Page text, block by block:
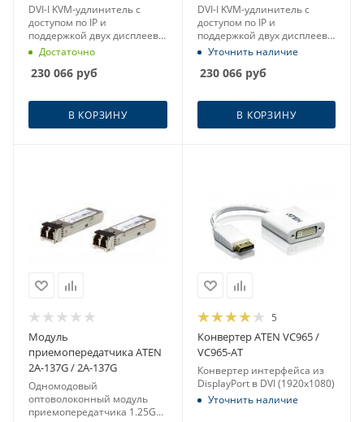
DVI-I KVM-удлинитель с
доступом по IP и
поддержкой двух дисплеев,
приемник (1920x1200)
Достаточно
230 066 руб
В КОРЗИНУ
DVI-I KVM-удлинитель с
доступом по IP и
поддержкой двух дисплеев,
передатчик (1920x1200)
Уточнить наличие
230 066руб
В КОРЗИНУ
Модуль
приемопередатчика ATEN
2A-137G / 2A-137G
Одномодовый
оптоволоконный модуль
приемопередатчика 1.25G
5
Конвертер ATEN VC965 /
VC965-AT
Конвертер интерфейса из
DisplayPort в DVI (1920x1080)
Уточнить наличие